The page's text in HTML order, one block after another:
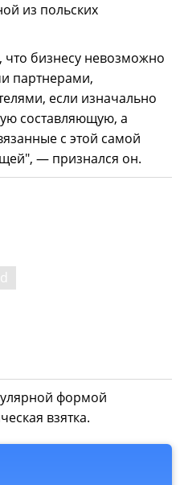
из польских
что бизнесу невозможно
партнерами,
если изначально
составляющую, а
с этой самой
— признался он.
формой
взятка.